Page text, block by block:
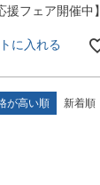
援フェア開催中】
に入れる
が高い順 新着順